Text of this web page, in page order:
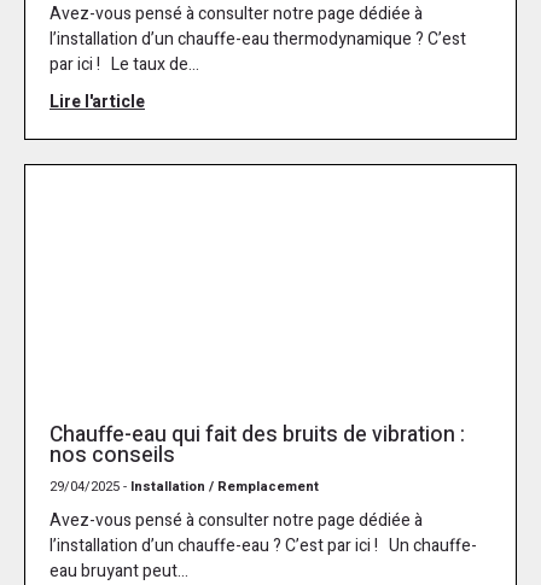
Avez-vous pensé à consulter notre page dédiée à
l’installation d’un chauffe-eau thermodynamique ? C’est
par ici ! Le taux de...
Lire l'article
Chauffe-eau qui fait des bruits de vibration :
nos conseils
29/04/2025 - Installation / Remplacement
Avez-vous pensé à consulter notre page dédiée à
l’installation d’un chauffe-eau ? C’est par ici ! Un chauffe-
eau bruyant peut...